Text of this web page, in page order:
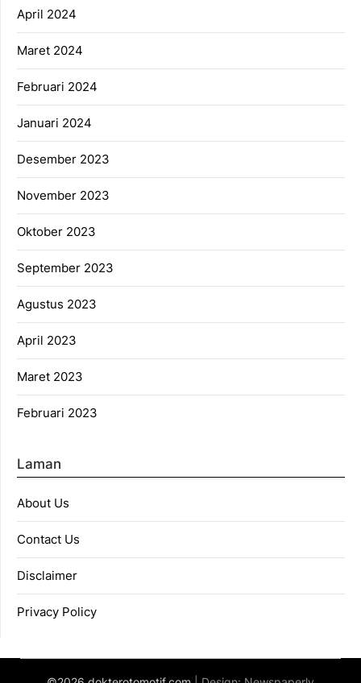
April 2024
Maret 2024
Februari 2024
Januari 2024
Desember 2023
November 2023
Oktober 2023
September 2023
Agustus 2023
April 2023
Maret 2023
Februari 2023
Laman
About Us
Contact Us
Disclaimer
Privacy Policy